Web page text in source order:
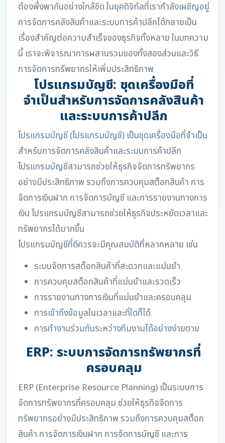
ต้องพึ่งพากันอย่างใกล้ชิด ในยุคดิจิทัลที่เรากำลังเผชิญอยู่
การจัดการคลังสินค้าและระบบการค้าปลีกได้กลายเป็น
เรื่องสำคัญต่อความสำเร็จของธุรกิจทั้งหลาย ในบทความ
นี้ เราจะพิจารณาการผสานรวมของทั้งสองส่วนและวิธี
การจัดการทรัพยากรให้เพิ่มประสิทธิภาพ
โปรแกรมบัญชี: ชุดเครื่องมือที่
จำเป็นสำหรับการจัดการคลังสินค้า
และระบบการค้าปลีก
โปรแกรมบัญชี (โปรแกรมบัญชี) เป็นชุดเครื่องมือที่จำเป็น
สำหรับการจัดการคลังสินค้าและระบบการค้าปลีก
โปรแกรมบัญชีสามารถช่วยให้ธุรกิจจัดการทรัพยากร
อย่างมีประสิทธิภาพ รวมถึงการควบคุมสต็อกสินค้า การ
จัดการเงินฝาก การจัดการบัญชี และการรายงานทางการ
เงิน โปรแกรมบัญชีสามารถช่วยให้ธุรกิจประหยัดเวลาและ
ทรัพยากรได้มากขึ้น
โปรแกรมบัญชีที่ดีควรจะมีคุณสมบัติที่หลากหลาย เช่น
ระบบจัดการสต็อกสินค้าที่สะดวกและแม่นยำ
การควบคุมสต็อกสินค้าที่แม่นยำและรวดเร็ว
การรายงานทางการเงินที่แม่นยำและครอบคลุม
การเข้าถึงข้อมูลในเวลาและที่ใดก็ได้
การทำงานร่วมกันระหว่างทีมงานได้อย่างง่ายดาย
ERP: ระบบการจัดการทรัพยากรที่
ครอบคลุม
ERP (Enterprise Resource Planning) เป็นระบบการ
จัดการทรัพยากรที่ครอบคลุม ช่วยให้ธุรกิจจัดการ
ทรัพยากรอย่างมีประสิทธิภาพ รวมถึงการควบคุมสต็อก
สินค้า การจัดการเงินฝาก การจัดการบัญชี และการ